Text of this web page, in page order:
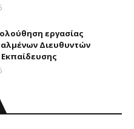
εργασίας
Διευθυντών